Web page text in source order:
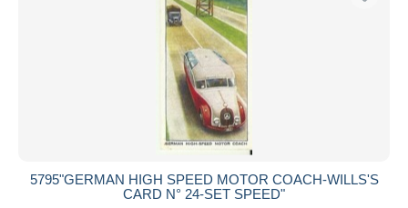
5795"GERMAN HIGH SPEED MOTOR COACH-WILLS'S
CARD N° 24-SET SPEED"